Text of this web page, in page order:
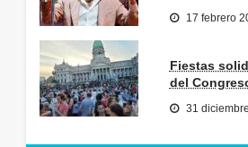
17 febrero
Fiestas
del
31